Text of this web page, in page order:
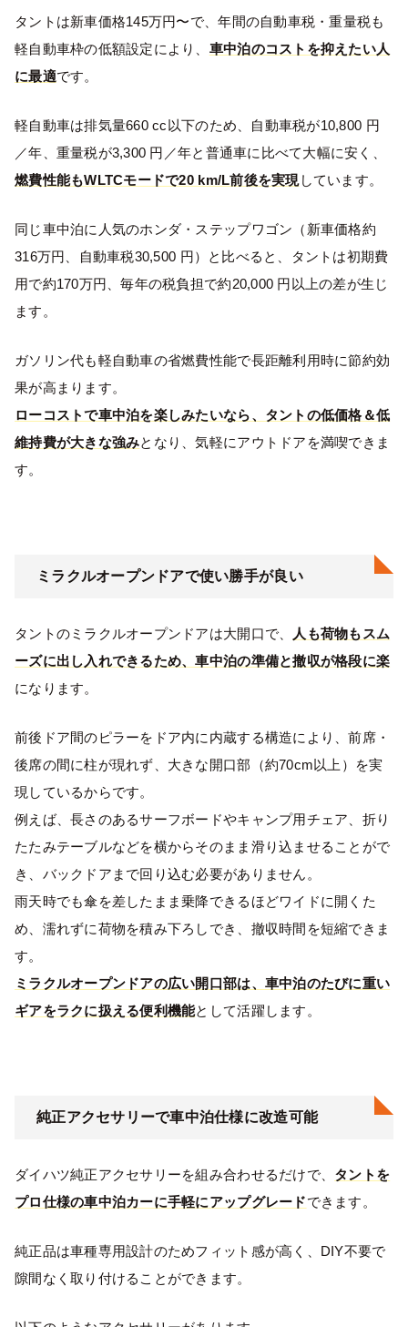
タントは新車価格145万円〜で、年間の自動車税・重量税も
軽自動車枠の低額設定により、 車中泊のコストを抑えたい人
に最適です。
軽自動車は排気量660 cc以下のため、自動車税が10,800 円
／年、重量税が3,300 円／年と普通車に比べて大幅に安く、
燃費性能もWLTCモードで20 km/L前後を実現しています。
同じ車中泊に人気のホンダ・ステップワゴン（新車価格約
316万円、自動車税30,500 円）と比べると、タントは初期費
用で約170万円、毎年の税負担で約20,000 円以上の差が生じ
ます。
ガソリン代も軽自動車の省燃費性能で長距離利用時に節約効
果が高まります。
ローコストで車中泊を楽しみたいなら、タントの低価格＆低
維持費が大きな強みとなり、気軽にアウトドアを満喫できま
す。
ミラクルオープンドアで使い勝手が良い
タントのミラクルオープンドアは大開口で、
人も荷物もスム
ーズに出し入れできるため、車中泊の準備と撤収が格段に楽
になります。
前後ドア間のピラーをドア内に内蔵する構造により、前席・
後席の間に柱が現れず、大きな開口部（約70cm以上）を実
現しているからです。
例えば、長さのあるサーフボードやキャンプ用チェア、折り
たたみテーブルなどを横からそのまま滑り込ませることがで
き、バックドアまで回り込む必要がありません。
雨天時でも傘を差したまま乗降できるほどワイドに開くた
め、濡れずに荷物を積み下ろしでき、撤収時間を短縮できま
す。
ミラクルオープンドアの広い開口部は、車中泊のたびに重い
ギアをラクに扱える便利機能として活躍します。
純正アクセサリーで車中泊仕様に改造可能
ダイハツ純正アクセサリーを組み合わせるだけで、 タントを
プロ仕様の車中泊カーに手軽にアップグレードできます。
純正品は車種専用設計のためフィット感が高く、DIY不要で
隙間なく取り付けることができます。